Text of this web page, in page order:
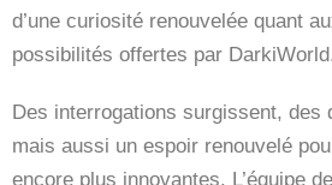
d’une curiosité renouvelée quant
possibilités offertes par DarkiWorld.
Des interrogations surgissent, des
mais aussi un espoir renouvelé
encore plus innovantes. L’équipe